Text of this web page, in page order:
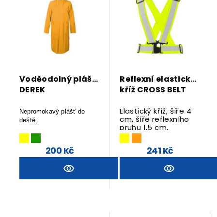
Voděodolný plášť
DEREK
Nepromokavý plášť do
deště.
Dostupnost na dotaz.
200 Kč
Reflexní elastický
kříž CROSS BELT
Elastický kříž, šíře 4
cm, šíře reflexního
pruhu 1,5 cm,
nastavitelná šířka i
délka pásů, zapínání
na přezku241 Kč